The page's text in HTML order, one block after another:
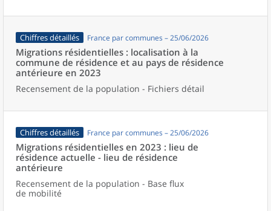
Chiffres détaillés France par communes – 25/06/2026
Migrations résidentielles : localisation à la
commune de résidence et au pays de résidence
antérieure en 2023
Recensement de la population - Fichiers détail
Chiffres détaillés France par communes – 25/06/2026
Migrations résidentielles en 2023 : lieu de
résidence actuelle - lieu de résidence
antérieure
Recensement de la population - Base flux
de mobilité